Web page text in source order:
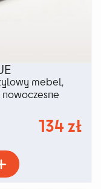
mebel,
134zł